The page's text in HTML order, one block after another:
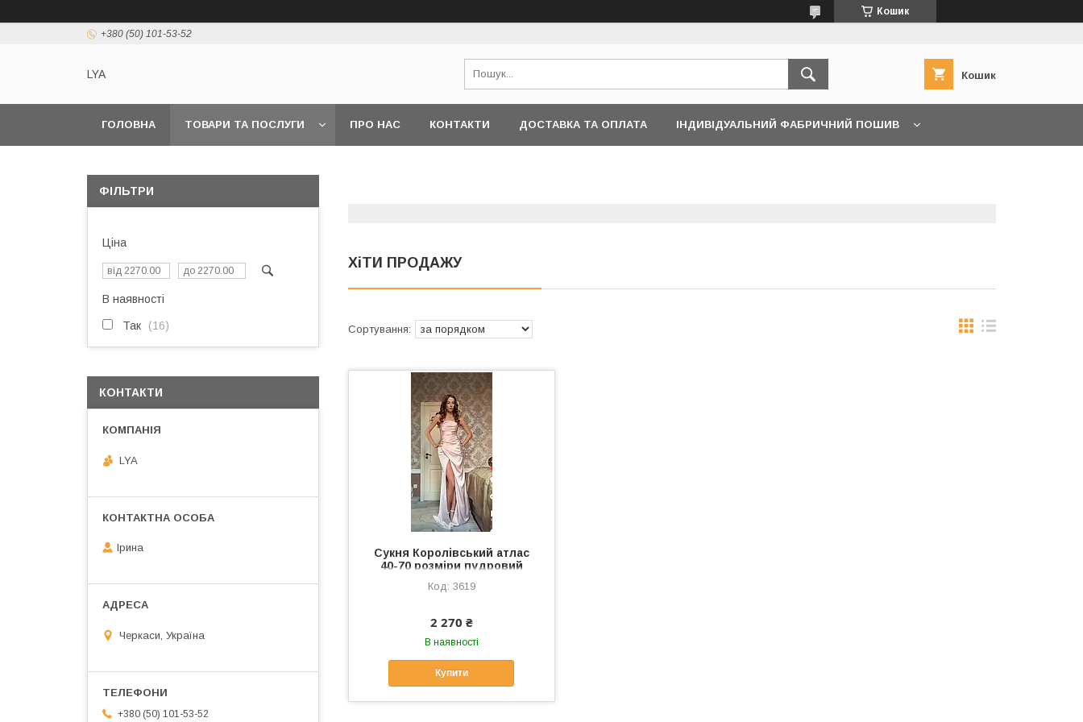
Кошик
+380 (50) 101-53-52
LYA Кошик
ГОЛОВНА ТОВАРИ ТА ПОСЛУГИ ПРО НАС КОНТАКТИ ДОСТАВКА ТА ОПЛАТА ІНДИВІДУАЛЬНИЙ ФАБРИЧНИЙ ПОШИВ
ХіТИ ПРОДАЖУ
Сукня Королівський атлас
40-70 розміри пудровий
3619
2 270 ₴
В наявності
Купити
ФІЛЬТРИ
Ціна
В наявності
Так 16
КОНТАКТИ
LYA
Ірина
Черкаси, Україна
+380 (50) 101-53-52